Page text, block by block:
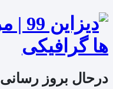
درحال بروز رسانی